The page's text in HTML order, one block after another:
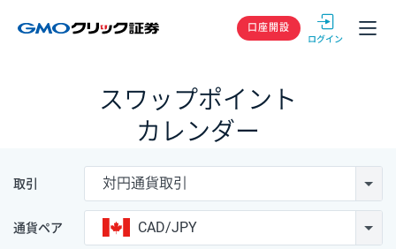
GMOクリック
口座開設
スワップポイント
カレンダー
取引 対円通貨取引
通貨ペア CAD/JPY